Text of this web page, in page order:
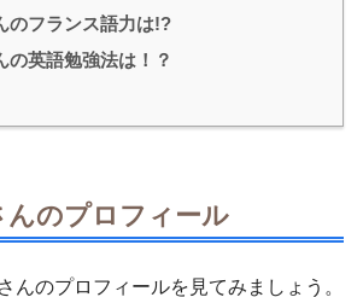
のフランス語力は!?
の英語勉強法は！？
んのプロフィール
んのプロフィールを見てみましょう。